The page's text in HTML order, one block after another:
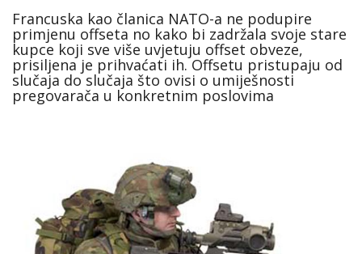
Francuska kao članica NATO-a ne podupire
primjenu offseta no kako bi zadržala svoje stare
kupce koji sve više uvjetuju offset obveze,
prisiljena je prihvaćati ih. Offsetu pristupaju od
slučaja do slučaja što ovisi o umiješnosti
pregovarača u konkretnim poslovima